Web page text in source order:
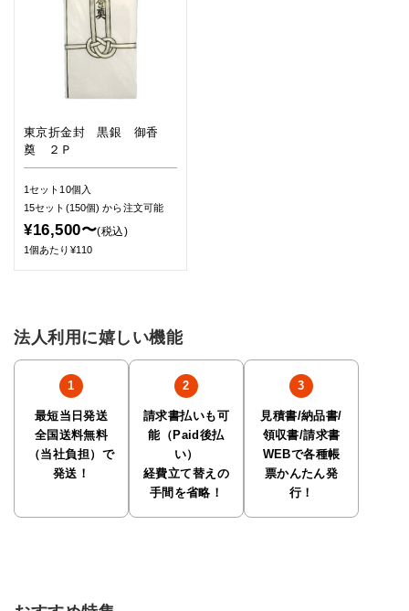
東京折金封 黒銀 御香
奠 ２Ｐ
1セット10個入
15セット(150個)から注文可能
¥16,500〜(税込)
1個あたり¥110
法人利用に嬉しい機能
最短当日発送
全国送料無料
（当社負担）で
発送！
請求書払いも可
能（Paid後払
い）
経費立て替えの
手間を省略！
見積書/納品書/
領収書/請求書
WEBで各種帳
票かんたん発
行！